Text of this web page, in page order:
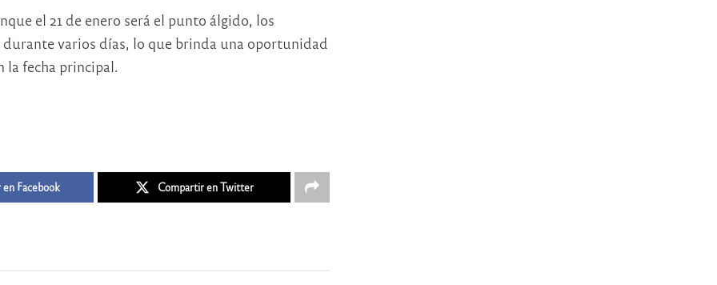
el 21 de enero será el punto álgido, los
varios días, lo que brinda una oportunidad
la fecha principal.
Facebook Compartir en Twitter